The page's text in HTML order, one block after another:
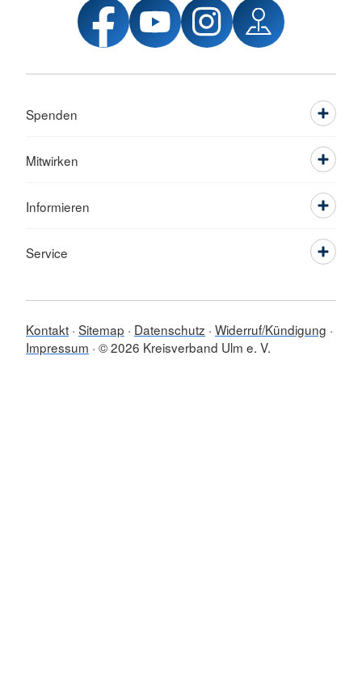
Spenden
Mitwirken
Informieren
Service
Kontakt Sitemap Datenschutz Widerruf/Kündigung
Impressum © 2026 Kreisverband Ulm e. V.